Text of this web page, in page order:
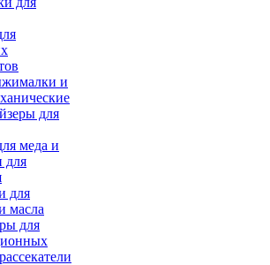
и
для
меда и
для
для
масла
для